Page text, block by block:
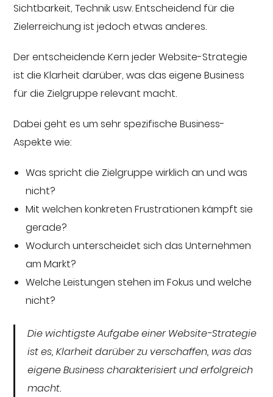
Sichtbarkeit, Technik usw. Entscheidend für die
Zielerreichung ist jedoch etwas anderes.
Der entscheidende Kern jeder Website-Strategie
ist die Klarheit darüber, was das eigene Business
für die Zielgruppe relevant macht.
Dabei geht es um sehr spezifische Business-
Aspekte wie:
Was spricht die Zielgruppe wirklich an und was
nicht?
Mit welchen konkreten Frustrationen kämpft sie
gerade?
Wodurch unterscheidet sich das Unternehmen
am Markt?
Welche Leistungen stehen im Fokus und welche
nicht?
Die wichtigste Aufgabe einer Website-Strategie
ist es, Klarheit darüber zu verschaffen, was das
eigene Business charakterisiert und erfolgreich
macht.